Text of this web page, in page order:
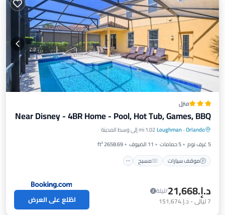
منزل
Near Disney - 4BR Home - Pool, Hot Tub, Games, BBQ
Orlando
·
Loughman1.02 mi إلى وسط المدينة
5 غرف نوم
5 حمامات 11 الضيوف
2658.69 ft²
موقف سيارات
مسبح
موقف سيارات مسبح
مكيف هواء
إنترنت
د.إ.‏21,668
/ليلة
7ليالي- د.إ.‏151,674 اطّلع على العرض